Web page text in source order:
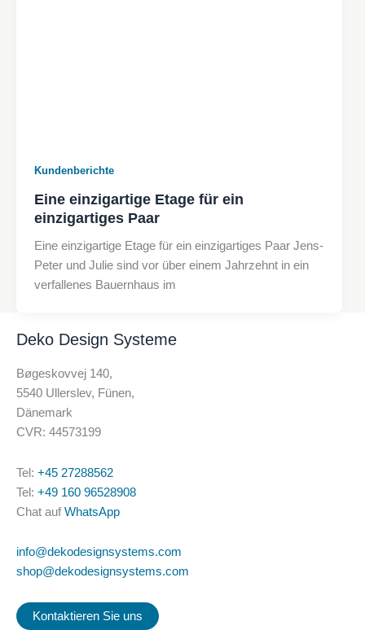
Kundenberichte
Eine einzigartige Etage für ein
einzigartiges Paar
Eine einzigartige Etage für ein einzigartiges Paar Jens-
Peter und Julie sind vor über einem Jahrzehnt in ein
verfallenes Bauernhaus im
Deko Design Systeme
Bøgeskovvej 140,
5540 Ullerslev, Fünen,
Dänemark
CVR: 44573199
Tel: +45 27288562
Tel: +49 160 96528908
Chat auf WhatsApp
info@dekodesignsystems.com
shop@dekodesignsystems.com
Kontaktieren Sie uns